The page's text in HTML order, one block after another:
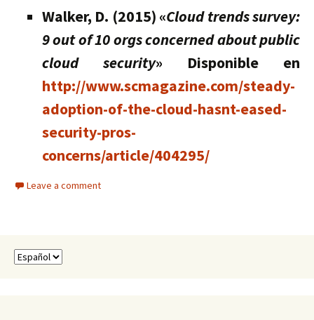
Walker, D. (2015) «Cloud trends survey:
9 out of 10 orgs concerned about public
cloud security» Disponible en
http://www.scmagazine.com/steady-
adoption-of-the-cloud-hasnt-eased-
security-pros-
concerns/article/404295/
Leave a comment
Elegir